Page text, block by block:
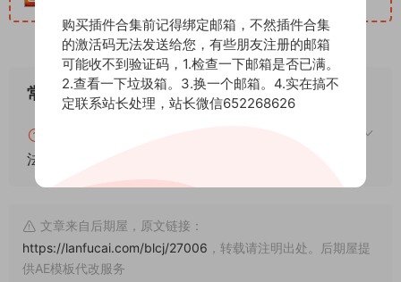
常见问题
法！
文章来自后期屋，原文链接：
https://lanfucai.com/blcj/27006 ，转载请注明出处。后期屋提
供AE模板代改服务
购买插件合集前记得绑定邮箱，不然插件合集
的激活码无法发送给您，有些朋友注册的邮箱
可能收不到验证码，1.检查一下邮箱是否已满。
2.查看一下垃圾箱。3.换一个邮箱。4.实在搞不
定联系站长处理，站长微信652268626